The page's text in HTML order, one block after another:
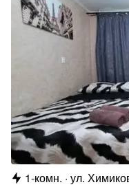
1-комн. ул.